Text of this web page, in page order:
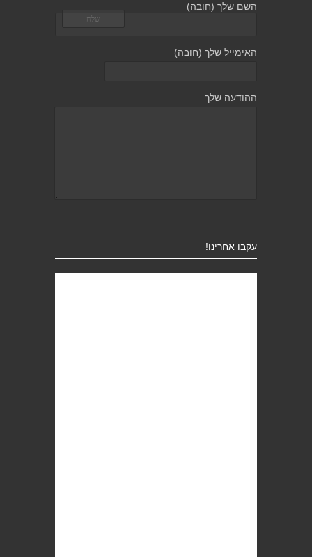
השם שלך (חובה)
האימייל שלך (חובה)
ההודעה שלך
עקבו אחרינו!